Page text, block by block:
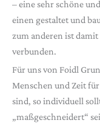
– eine sehr schöne
einen gestaltet und
zum anderen ist
verbunden.
Für uns von Foidl
Menschen und Zeit
sind, so individuell
„maßgeschneidert“